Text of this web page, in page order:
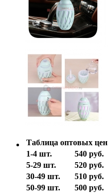
Таблица оптовых цен
1-4 шт.
540 руб.
5-29 шт.
520 руб.
30-49 шт.
510 руб.
50-99 шт.
500 руб.